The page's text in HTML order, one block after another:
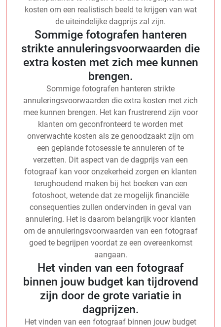
kosten om een realistisch beeld te krijgen van wat
de uiteindelijke dagprijs zal zijn.
Sommige fotografen hanteren
strikte annuleringsvoorwaarden die
extra kosten met zich mee kunnen
brengen.
Sommige fotografen hanteren strikte
annuleringsvoorwaarden die extra kosten met zich
mee kunnen brengen. Het kan frustrerend zijn voor
klanten om geconfronteerd te worden met
onverwachte kosten als ze genoodzaakt zijn om
een geplande fotosessie te annuleren of te
verzetten. Dit aspect van de dagprijs van een
fotograaf kan voor onzekerheid zorgen en klanten
terughoudend maken bij het boeken van een
fotoshoot, wetende dat ze mogelijk financiële
consequenties zullen ondervinden in geval van
annulering. Het is daarom belangrijk voor klanten
om de annuleringsvoorwaarden van een fotograaf
goed te begrijpen voordat ze een overeenkomst
aangaan.
Het vinden van een fotograaf
binnen jouw budget kan tijdrovend
zijn door de grote variatie in
dagprijzen.
Het vinden van een fotograaf binnen jouw budget